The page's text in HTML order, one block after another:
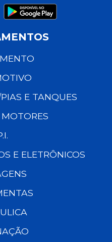
E TANQUES
E ELETRÔNICOS